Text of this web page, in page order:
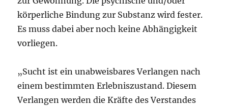
körperliche Bindung zur Substanz wird fester.
Es muss dabei aber noch keine Abhängigkeit
vorliegen.
„Sucht ist ein unabweisbares Verlangen nach
einem bestimmten Erlebniszustand. Diesem
Verlangen werden die Kräfte des Verstandes